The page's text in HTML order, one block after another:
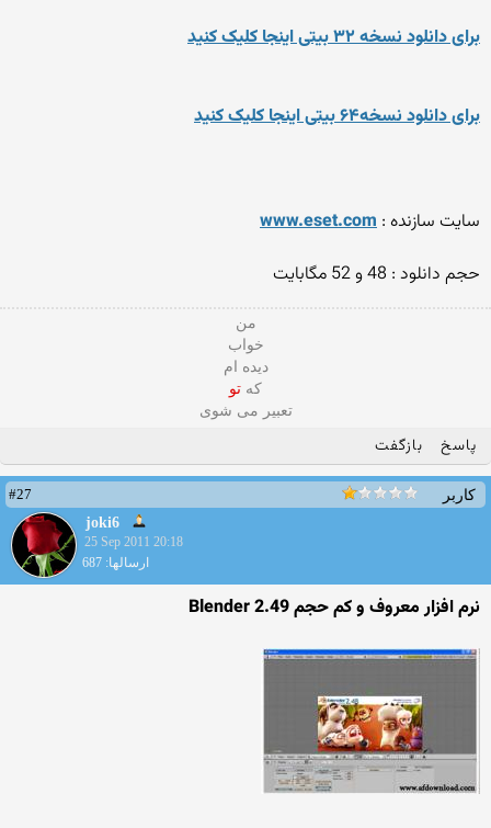
برای دانلود نسخه ۳۲ بیتی اینجا کلیک کنید
برای دانلود نسخه۶۴ بیتی اینجا کلیک کنید
سایت سازنده : www.eset.com
حجم دانلود : 48 و 52 مگابایت
من
خواب
دیده ام
که تو
تعبیر می شوی
پاسخ بازگفت
کاربر
#27
joki6
25 Sep 2011 20:18
ارسالها: 687
نرم افزار معروف و کم حجم Blender 2.49